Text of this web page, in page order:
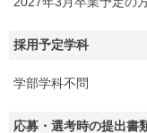
採用予定学科
学部学科不問
応募・選考時の提出書